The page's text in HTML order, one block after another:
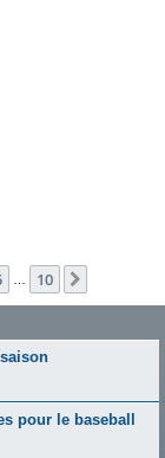
10
pour le baseball